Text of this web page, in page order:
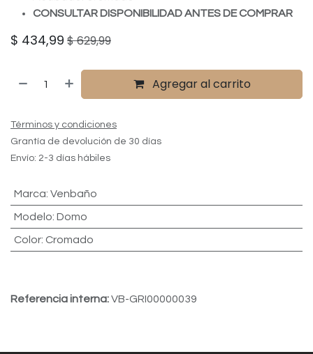
CONSULTAR DISPONIBILIDAD ANTES DE COMPRAR
$ 434,99 $629,99
Agregar al carrito
Términos y condiciones
Grantía de devolución de 30 días
Envío: 2-3 días hábiles
Marca: Venbaño
Modelo: Domo
Color: Cromado
Referencia interna:VB-GRI00000039